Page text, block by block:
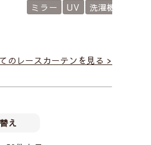
ミラー UV 洗濯機
のレースカーテンを見る >
え